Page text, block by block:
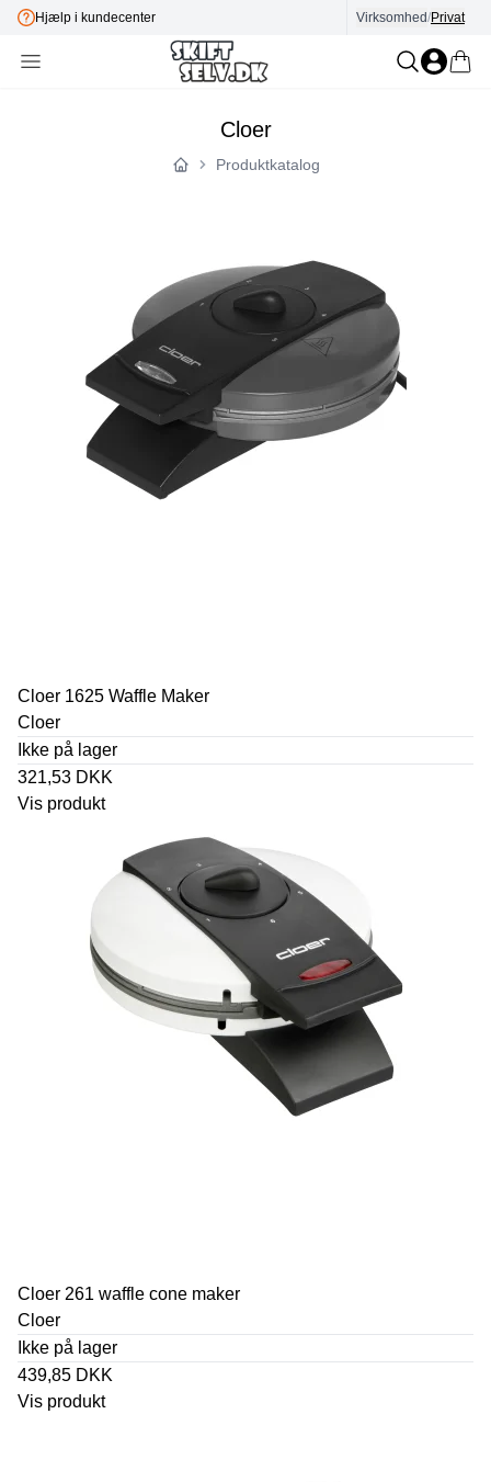
Hjælp i kundecenter E-mærket
Virksomhed/Privat
Cloer
Forside
Produktkatalog
Cloer 1625 Waffle Maker
Cloer
Ikke på lager
321,53 DKK
Vis produkt
Cloer 261 waffle cone maker
Cloer
Ikke på lager
439,85 DKK
Vis produkt